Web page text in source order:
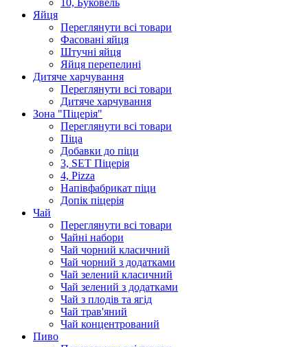
10, Буковель
Яйця
Переглянути всі товари
Фасовані яйця
Штучні яйця
Яйця перепелині
Дитяче харчування
Переглянути всі товари
Дитяче харчування
Зона "Піцерія"
Переглянути всі товари
Піца
Добавки до піци
3, SET Піцерія
4, Pizza
Напівфабрикат піци
Допік піцерія
Чай
Переглянути всі товари
Чайні набори
Чай чорний класичний
Чай чорний з додатками
Чай зелений класичний
Чай зелений з додатками
Чай з плодів та ягід
Чай трав'яний
Чай концентрований
Пиво